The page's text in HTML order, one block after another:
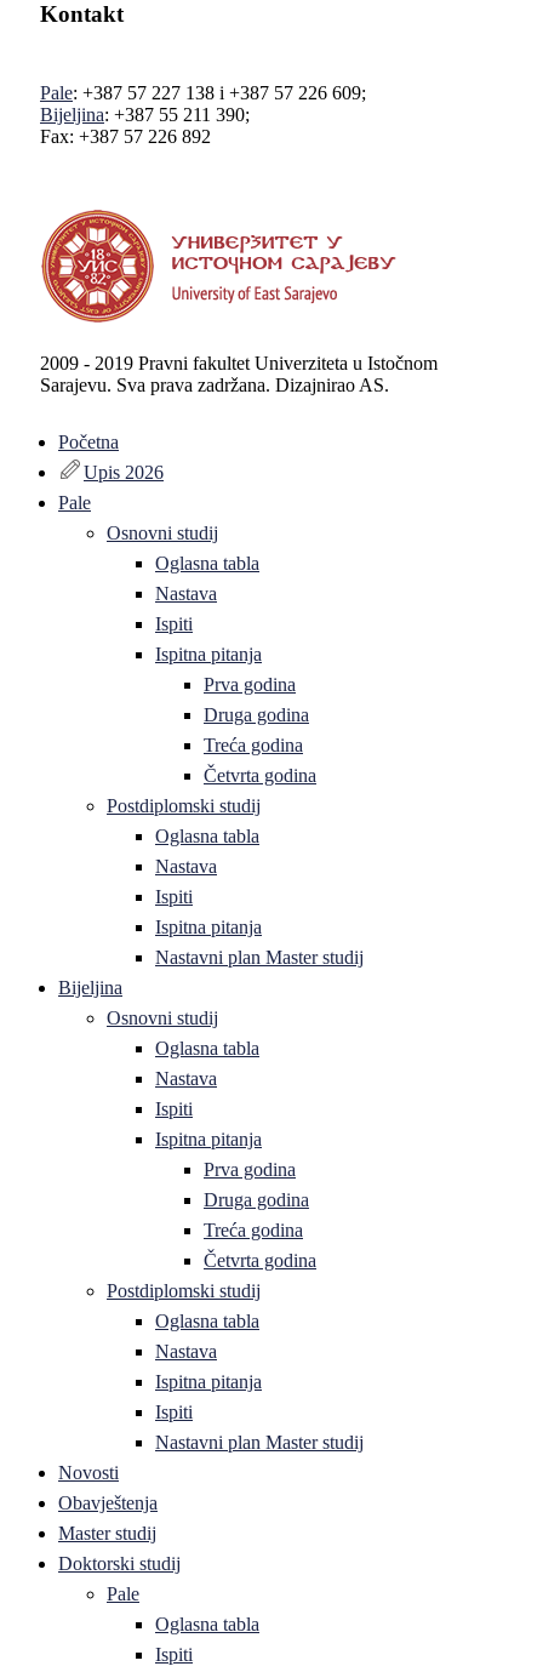
Kontakt
Pale: +387 57 227 138 i +387 57 226 609;
Bijeljina: +387 55 211 390;
Fax: +387 57 226 892
2009 - 2019 Pravni fakultet Univerziteta u Istočnom
Sarajevu. Sva prava zadržana. Dizajnirao AS.
Početna
Upis 2026
Pale
Osnovni studij
Oglasna tabla
Nastava
Ispiti
Ispitna pitanja
Prva godina
Druga godina
Treća godina
Četvrta godina
Postdiplomski studij
Oglasna tabla
Nastava
Ispiti
Ispitna pitanja
Nastavni plan Master studij
Bijeljina
Osnovni studij
Oglasna tabla
Nastava
Ispiti
Ispitna pitanja
Prva godina
Druga godina
Treća godina
Četvrta godina
Postdiplomski studij
Oglasna tabla
Nastava
Ispitna pitanja
Ispiti
Nastavni plan Master studij
Novosti
Obavještenja
Master studij
Doktorski studij
Pale
Oglasna tabla
Ispiti